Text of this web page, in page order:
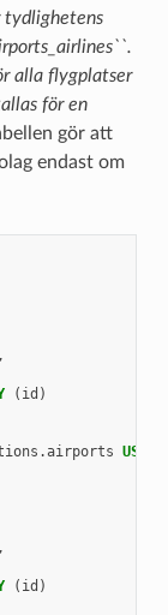
tydlighetens
alla flygplatser
för en
gör att
endast om
( id )
.airports USING
( id )